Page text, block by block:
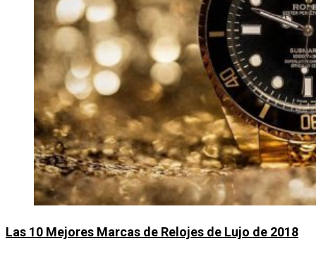
Las 10 Mejores Marcas de Relojes de Lujo de 2018